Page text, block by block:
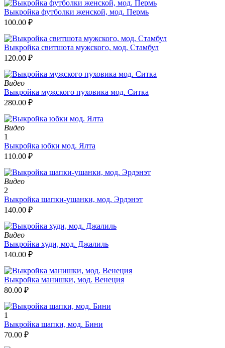
Выкройка футболки женской, мод. Пермь
100.00 ₽
Выкройка свитшота мужского, мод. Стамбул
120.00 ₽
Видео
Выкройка мужского пуховика мод. Ситка
280.00 ₽
Видео
1
Выкройка юбки мод. Ялта
110.00 ₽
Видео
2
Выкройка шапки-ушанки, мод. Эрдэнэт
140.00 ₽
Видео
Выкройка худи, мод. Джалиль
140.00 ₽
Выкройка манишки, мод. Венеция
80.00 ₽
1
Выкройка шапки, мод. Бини
70.00 ₽